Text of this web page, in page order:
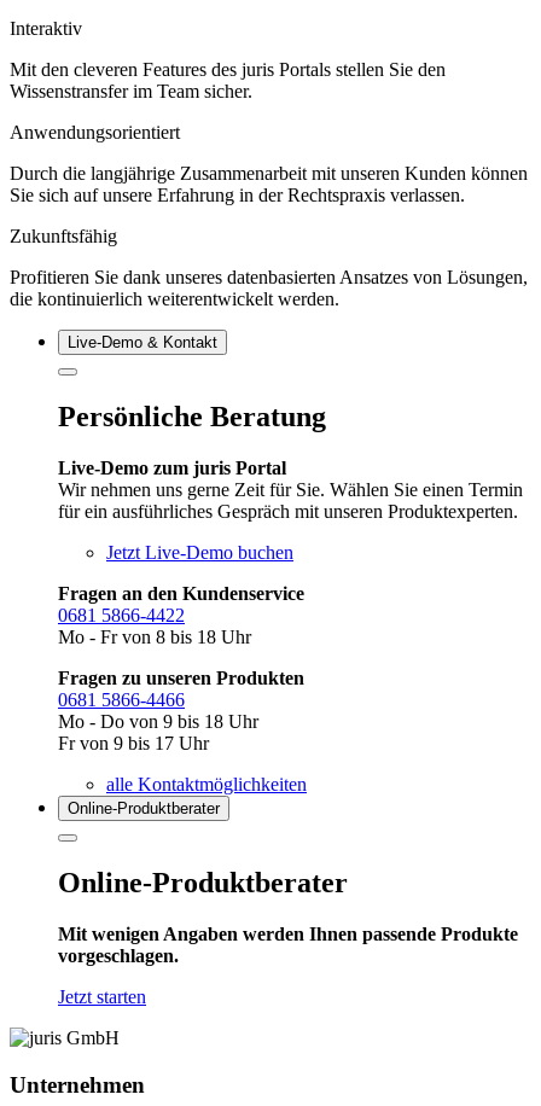
Interaktiv
Mit den cleveren Features des juris Portals stellen Sie den
Wissenstransfer im Team sicher.
Anwendungsorientiert
Durch die langjährige Zusammenarbeit mit unseren Kunden können
Sie sich auf unsere Erfahrung in der Rechtspraxis verlassen.
Zukunftsfähig
Profitieren Sie dank unseres datenbasierten Ansatzes von Lösungen,
die kontinuierlich weiterentwickelt werden.
Live‑Demo & Kontakt
Persönliche Beratung
Live-Demo zum juris Portal
Wir nehmen uns gerne Zeit für Sie. Wählen Sie einen Termin
für ein ausführliches Gespräch mit unseren Produktexperten.
Jetzt Live-Demo buchen
Fragen an den Kundenservice
0681 5866-4422
Mo - Fr von 8 bis 18 Uhr
Fragen zu unseren Produkten
0681 5866-4466
Mo - Do von 9 bis 18 Uhr
Fr von 9 bis 17 Uhr
alle Kontaktmöglichkeiten
Online-Produkt­berater
Online-Produktberater
Mit wenigen Angaben werden Ihnen passende Produkte
vorgeschlagen.
Jetzt starten
Unternehmen